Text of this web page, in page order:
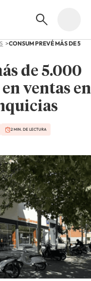
de 5.000
ventas en
2 MIN. DE LECTURA